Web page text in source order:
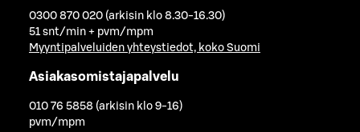
0300 870 020 (arkisin klo 8.30-16.30)
51 snt/min + pvm/mpm
Myyntipalveluiden yhteystiedot, koko Suomi
Asiakasomistajapalvelu
010 76 5858 (arkisin klo 9-16)
pvm/mpm